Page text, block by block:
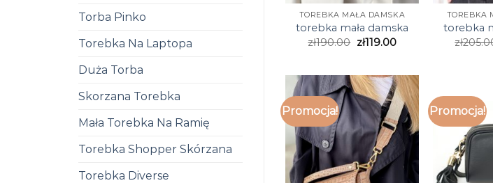
Torba Pinko
Torebka Na Laptopa
Duża Torba
Skorzana Torebka
Mała Torebka Na Ramię
Torebka Shopper Skórzana
Torebka Diverse
TOREBKA MAŁA DAMSKA
torebka mała damska
zł190.00 zł119.00
TOREBKA
torebka
zł
Promocja! Promocja!